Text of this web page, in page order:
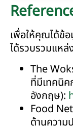
เพื่อให้คุณได้ข้
ได้รวบรวมแห
The
ที่มีเทคนิค
อังกฤษ):
Food
ด้านควา